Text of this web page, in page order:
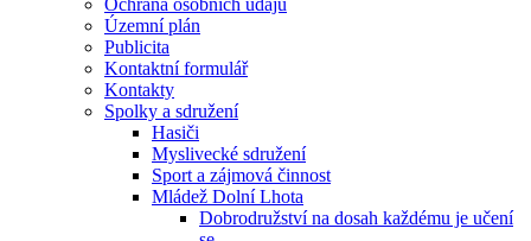
Ochrana osobních údajů
Územní plán
Publicita
Kontaktní formulář
Kontakty
Spolky a sdružení
Hasiči
Myslivecké sdružení
Sport a zájmová činnost
Mládež Dolní Lhota
Dobrodružství na dosah každému je učení